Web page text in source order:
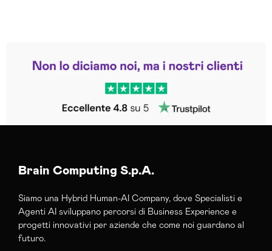
Trustpilot
Brain Computing S.p.A.
Siamo una Hybrid Human-AI Company, dove Specialisti e
Agenti AI sviluppano percorsi di Business Experience e
progetti innovativi per aziende che come noi guardano al
futuro.